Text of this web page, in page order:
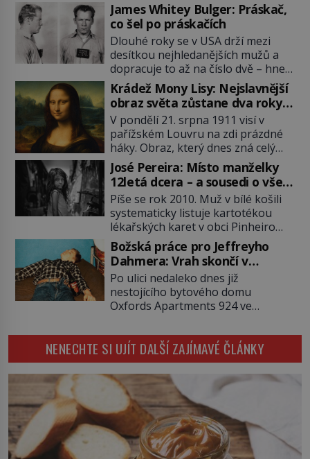
James Whitey Bulger: Práskač,
co šel po práskačích
Dlouhé roky se v USA drží mezi
desítkou nejhledanějších mužů a
dopracuje to až na číslo dvě – hned
po Usámovi bin Ládinovi (1957–
2011). To je James „Whitey“ Bulger
(1929–2018) viněný ze spoluúčasti
na 19 vraždách, vydírání a lichvy. A
samozřejmě, krom toho je ještě
drogový dealer, který neváhá
odstranit z cesty všechny práskače,
zatímco […]
Krádež Mony Lisy: Nejslavnější
obraz světa zůstane dva roky
nezvěstný
V pondělí 21. srpna 1911 visí v
pařížském Louvru na zdi prázdné
háky. Obraz, který dnes zná celý
svět, je pryč. Zpočátku si nikdo
nemyslí, že jde o krádež.
Zaměstnanci jsou přesvědčeni, že
Mona Lisa je jen v restaurátorské
dílně nebo u fotografa. Když se
ukáže pravda, propukne jeden z
největších honů na zloděje v […]
José Pereira: Místo manželky
12letá dcera – a sousedi o všem
vědí!
Píše se rok 2010. Muž v bílé košili
systematicky listuje kartotékou
lékařských karet v obci Pinheiro
ležící asi 20 kilometrů od farmy s
podivínským majitelem. Něco tu
nesedí. Ledaže… Ledaže by ta
mladá dívka z farmy byla ne
manželkou, ale dcerou – a všechny
ty děti byly zplozené v incestu. Na
Božská práce pro Jeffreyho
Dahmera: Vrah skončí v
tratolišti krve ve vězeňských
umývárnách
Po ulici nedaleko dnes již
nestojícího bytového domu
Oxfords Apartments 924 ve
potácí zcela zmatený 14letý
Konerak Sinthasomphone. Když ho
zastaví policejní hlídka, ochable jí
nadiktuje adresu „jeho kamaráda“.
Strážníci ho dopraví zpět do
udaného bytu. Oním „kamarádem“
je ovšem jeden z nejslavnějších
vrahů, Jeffrey Dahmer (1960–1994).
Je 27. května 1991. […]
NENECHTE SI UJÍT DALŠÍ ZAJÍMAVÉ ČLÁNKY